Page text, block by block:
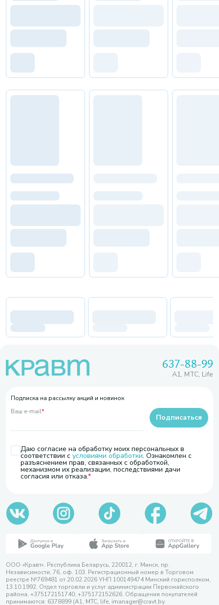
637-88-99
A1, МТС, Life
Подписка на рассылку акций и новинок
Ваш e-mail*
Даю согласие на обработку моих персональных в
соответствии с условиями обработки. Ознакомлен с
разъяснением прав, связанных с обработкой,
механизмом их реализации, последствиями дачи
согласия или отказа.
Подписаться
ООО «Кравт». Республика Беларусь, 220012, г. Минск, пр.
Независимости, 76, оф. 103. Регистрационный номер в Торговом
реестре №769481 от 20.02.2026 УНП 100149474 Минский горисполком,
13.10.1992. Отдел торговли и услуг администрации Первомайского
района, +375172151740; +375172152626. Обращения покупателей
принимаются: 6378899 (А1, МТС, life, imanager@cravt.by.